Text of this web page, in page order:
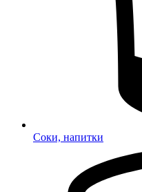
Соки, напитки